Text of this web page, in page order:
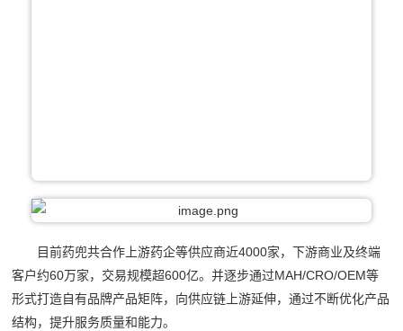
目前药兜共合作上游药企等供应商近4000家，下游商业及终端
客户约60万家，交易规模超600亿。并逐步通过MAH/CRO/OEM等
形式打造自有品牌产品矩阵，向供应链上游延伸，通过不断优化产品
结构，提升服务质量和能力。